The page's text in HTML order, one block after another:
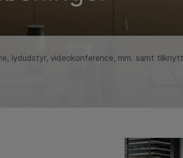
lydudstyr, videokonference, mm. samt